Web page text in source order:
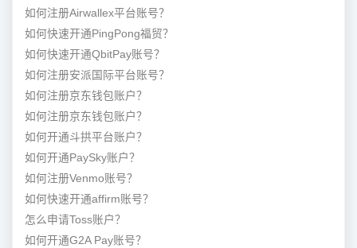
如何注册Airwallex平台账号？
如何快速开通PingPong福贸？
如何快速开通QbitPay账号？
如何注册安派国际平台账号？
如何注册京东钱包账户？
如何注册京东钱包账户？
如何开通斗拱平台账户？
如何开通PaySky账户？
如何注册Venmo账号？
如何快速开通affirm账号？
怎么申请Toss账户？
如何开通G2A Pay账号？